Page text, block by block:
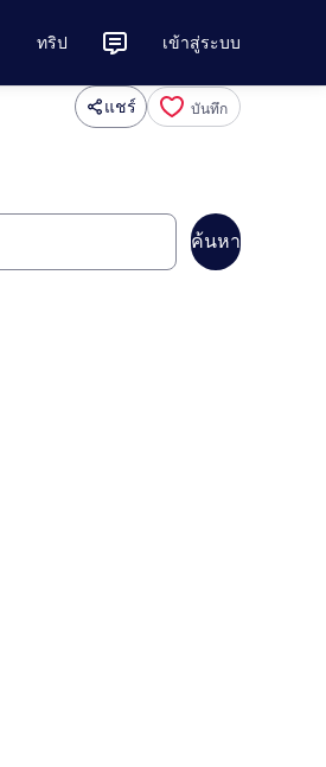
ทริป เข้าสู่ระบบ
แชร์ บันทึก
ค้นหา